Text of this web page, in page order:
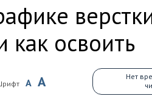
как освоить
A A
Нет